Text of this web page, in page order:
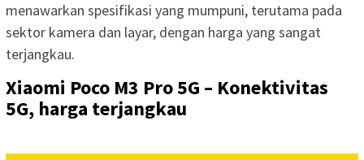
menawarkan spesifikasi yang mumpuni, terutama pada
sektor kamera dan layar, dengan harga yang sangat
terjangkau.
Xiaomi Poco M3 Pro 5G – Konektivitas
5G, harga terjangkau